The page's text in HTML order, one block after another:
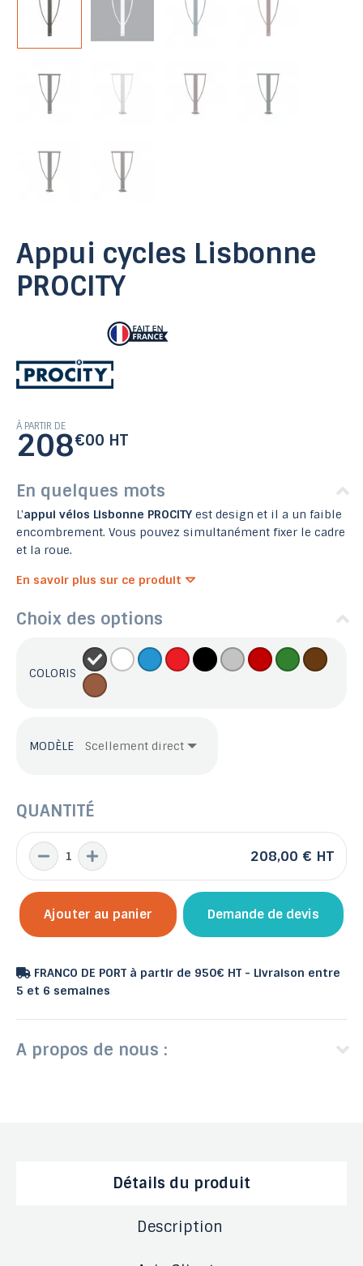
Appui cycles Lisbonne
PROCITY
À PARTIR DE
208€00 HT
En quelques mots
L'appui vélos Lisbonne PROCITY est design et il a un faible
encombrement. Vous pouvez simultanément fixer le cadre
et la roue.
En savoir plus sur ce produit
Choix des options
COLORIS
MODÈLE
QUANTITÉ
208,00 € HT
Ajouter au panier Demande de devis
FRANCO DE PORT à partir de 950€ HT - Livraison entre
5 et 6 semaines
A propos de nous :
Détails du produit
Description